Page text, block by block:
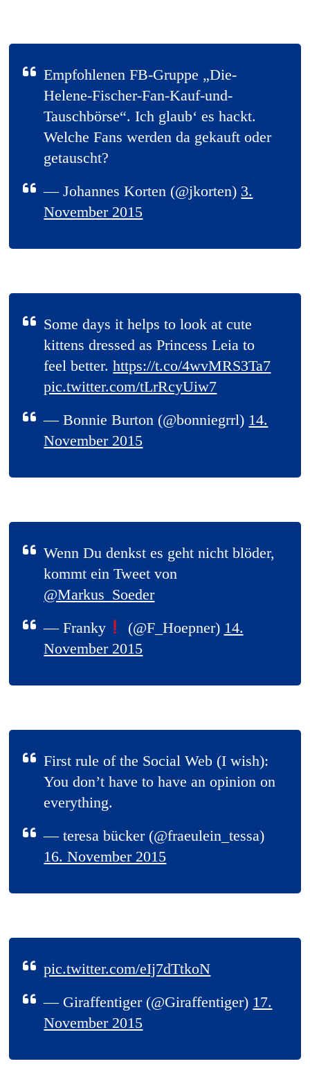
Empfohlenen FB-Gruppe „Die-
Helene-Fischer-Fan-Kauf-und-
Tauschbörse“. Ich glaub‘ es hackt.
Welche Fans werden da gekauft oder
getauscht?
— Johannes Korten (@jkorten) 3.
November 2015
Some days it helps to look at cute
kittens dressed as Princess Leia to
feel better.https://t.co/4wvMRS3Ta7
pic.twitter.com/tLrRcyUiw7
— Bonnie Burton (@bonniegrrl) 14.
November 2015
Wenn Du denkst es geht nicht blöder,
kommt ein Tweet von
@Markus_Soeder
— Franky
(@F_Hoepner) 14.
November 2015
First rule of the Social Web (I wish):
You don’t have to have an opinion on
everything.
— teresa bücker (@fraeulein_tessa)
16. November 2015
pic.twitter.com/eIj7dTtkoN
— Giraffentiger (@Giraffentiger) 17.
November 2015